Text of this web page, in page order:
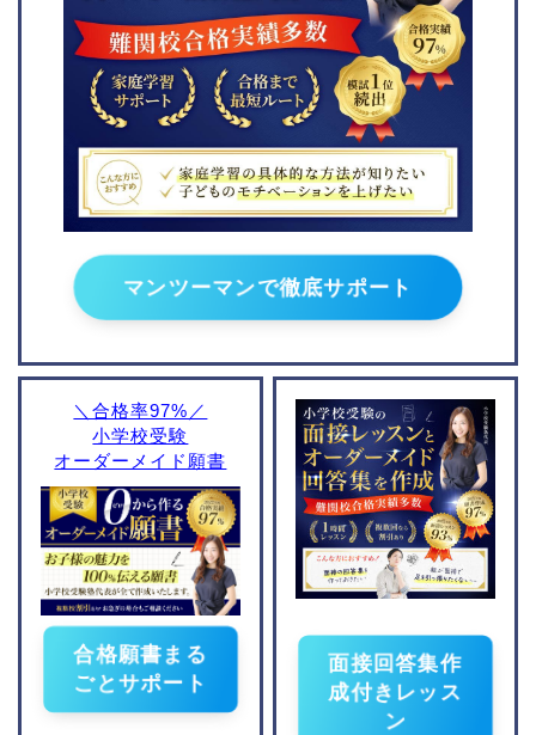
マンツーマンで徹底サポート
＼合格率97%／
小学校受験
オーダーメイド願書
合格願書まる
ごとサポート
面接回答集作
成付きレッス
ン
宝仙学園小学校
桐朋小学校
淑徳小学校
慶應義塾幼稚舎
立教小学校
学習院初等科
東京農業大学稲花小学校
雙葉小学校
白百合学園小学校
暁星小学校
同志社小学校
京都教育大学附属桃山小
学校
ノートルダム学院小学校
京都女子大学附属小学校
洛南高等学校附属小学校
同志社国際学院初等部
光華小学校
京都聖母学院小学校
京都文教小学校
一燈園小学校
福岡教育大学附属福岡小
学校